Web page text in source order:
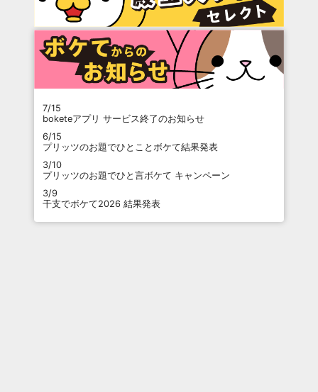
7/15
boketeアプリ サービス終了のお知らせ
6/15
プリッツのお題でひとことボケて結果発表
3/10
プリッツのお題でひと言ボケて キャンペーン
3/9
干支でボケて2026 結果発表